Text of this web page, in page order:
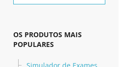
OS PRODUTOS MAIS
POPULARES